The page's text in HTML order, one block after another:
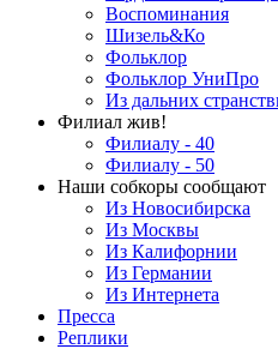
Воспоминания
Шизель&Ко
Фольклор
Фольклор УниПро
Из дальних
Филиал жив!
Филиалу - 40
Филиалу - 50
Наши собкоры сообщают
Из Новосибирска
Из Москвы
Из Калифорнии
Из Германии
Из Интернета
Пресса
Реплики